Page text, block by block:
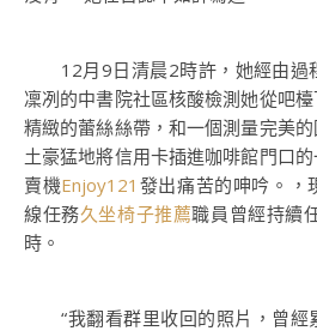
12月9日清晨2時許，她經由過
凜冽的中書院社區核酸檢測她從吧
精緻的蕾絲絲帶，和一個測量完美
土豪猛地將信用卡插進咖啡館門口
賣機Enjoy121 發出痛苦的呻吟。，
線任務久坐椅子推薦職員曾經持續
時。
“我翻看群里收回的照片，曾經